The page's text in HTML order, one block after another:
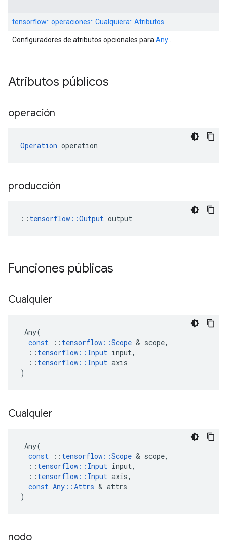
tensorflow:: operaciones:: Cualquiera:: Atributos
Configuradores de atributos opcionales para Any
Atributos públicos
operación
Operation operation
producción
:: tensorflow::Output output
Funciones públicas
Cualquier
Any(
const
:: tensorflow ::Scope & scope,
:: tensorflow :: Input input,
:: tensorflow :: Input axis
)
Cualquier
Any(
const
:: tensorflow ::Scope & scope,
:: tensorflow :: Input input,
:: tensorflow :: Input axis,
const Any ::Attrs & attrs
)
nodo